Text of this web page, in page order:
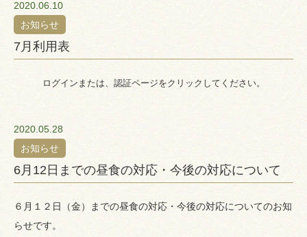
2020.06.10
お知らせ
7月利用表
ログインまたは、認証ページをクリックしてください。
2020.05.28
お知らせ
6月12日までの昼食の対応・今後の対応について
６月１２日（金）までの昼食の対応・今後の対応についてのお知
らせです。